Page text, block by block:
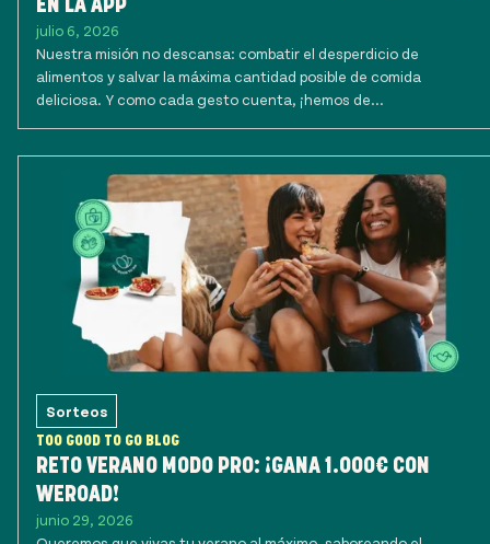
EN LA APP
julio 6, 2026
Nuestra misión no descansa: combatir el desperdicio de
alimentos y salvar la máxima cantidad posible de comida
deliciosa. Y como cada gesto cuenta, ¡hemos de...
Sorteos
TOO GOOD TO GO BLOG
RETO VERANO MODO PRO: ¡GANA 1.000€ CON
WEROAD!
junio 29, 2026